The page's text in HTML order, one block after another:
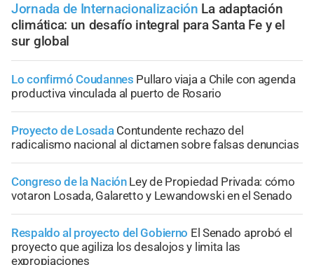
Jornada de Internacionalización La adaptación
climática: un desafío integral para Santa Fe y el
sur global
Lo confirmó Coudannes Pullaro viaja a Chile con agenda
productiva vinculada al puerto de Rosario
Proyecto de Losada Contundente rechazo del
radicalismo nacional al dictamen sobre falsas denuncias
Congreso de la Nación Ley de Propiedad Privada: cómo
votaron Losada, Galaretto y Lewandowski en el Senado
Respaldo al proyecto del Gobierno El Senado aprobó el
proyecto que agiliza los desalojos y limita las
expropiaciones